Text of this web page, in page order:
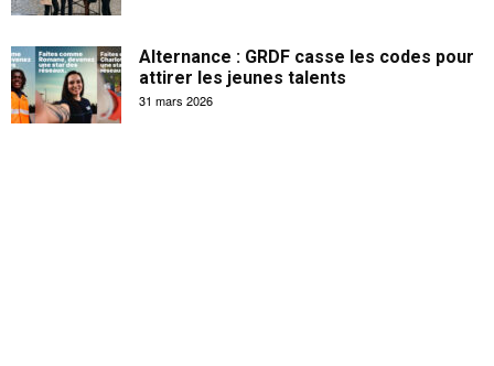
Alternance : GRDF casse les codes pour
attirer les jeunes talents
31 mars 2026